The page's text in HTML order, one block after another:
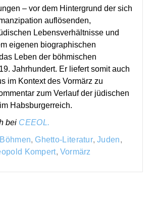
– vor dem Hintergrund der sich
auflösenden,
Lebensverhältnisse und
eigenen biographischen
Leben der böhmischen
Jahrhundert. Er liefert somit auch
im Kontext des Vormärz zu
zum Verlauf der jüdischen
Habsburgerreich.
bei CEEOL.
Böhmen,Ghetto-Literatur,Juden,
Kompert, Vormärz